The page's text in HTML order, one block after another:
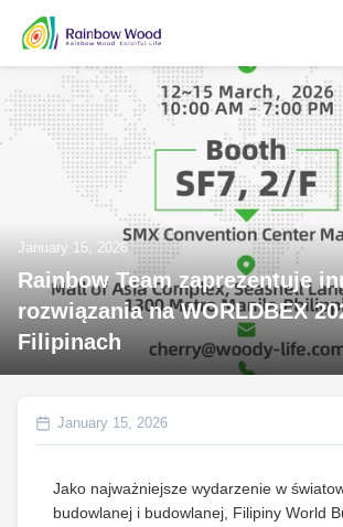
January 15, 2026
Rainbow Team zaprezentuje
rozwiązania na WORLDBEX
Filipinach
January 15, 2026
Jako najważniejsze wydarzenie w
budowlanej i budowlanej, Filipiny World